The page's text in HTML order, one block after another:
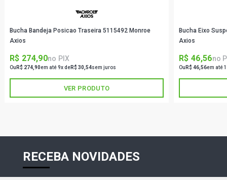
Bucha Bandeja Posicao Traseira 5115492 Monroe
Axios
R$ 274,90no PIX
Ou R$ 274,90em até 9x deR$ 30,54sem juros
VER PRODUTO
Bucha Eixo
Axios
R$ 46,56no
Ou R$ 46,56em até
RECEBA NOVIDADES